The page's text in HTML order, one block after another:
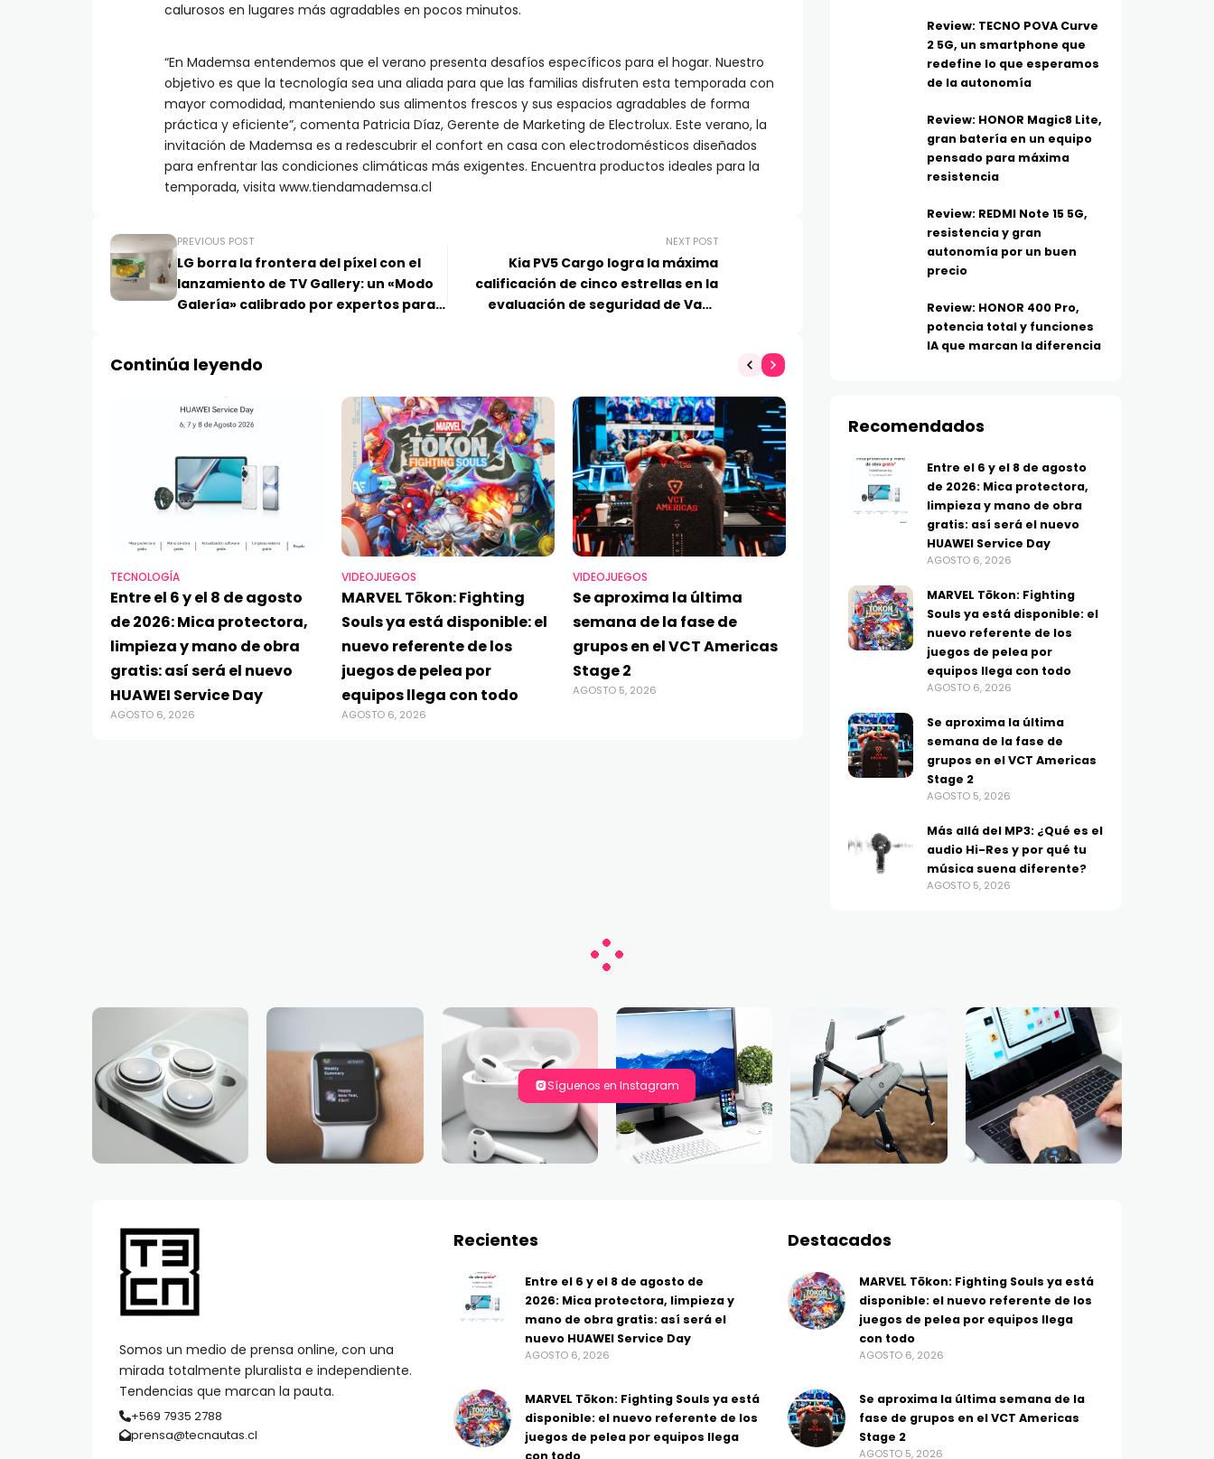
calurosos en lugares más agradables en pocos minutos.
“En Mademsa entendemos que el verano presenta desafíos específicos para el hogar. Nuestro
objetivo es que la tecnología sea una aliada para que las familias disfruten esta temporada con
mayor comodidad, manteniendo sus alimentos frescos y sus espacios agradables de forma
práctica y eficiente”, comenta Patricia Díaz, Gerente de Marketing de Electrolux. Este verano, la
invitación de Mademsa es a redescubrir el confort en casa con electrodomésticos diseñados
para enfrentar las condiciones climáticas más exigentes. Encuentra productos ideales para la
temporada, visita www.tiendamademsa.cl
PREVIOUS POST
LG borra la frontera del píxel con el
lanzamiento de TV Gallery: un «Modo
Galería» calibrado por expertos para
NEXT POST
Kia PV5 Cargo logra la máxima
calificación de cinco estrellas en la
evaluación de seguridad de Vans
Continúa leyendo
TECNOLOGÍA
Entre el 6 y el 8 de agosto
de 2026: Mica protectora,
limpieza y mano de obra
gratis: así será el nuevo
HUAWEI Service Day
AGOSTO 6, 2026
VIDEOJUEGOS
MARVEL Tōkon: Fighting
Souls ya está disponible: el
nuevo referente de los
juegos de pelea por
equipos llega con todo
AGOSTO 6, 2026
VIDEOJUEGOS
Se aproxima la última
semana de la fase de
grupos en el VCT Americas
Stage 2
AGOSTO 5, 2026
Más allá del MP3: ¿Qué es el
audio Hi-Res y por qué tu
música suena diferente?
Los moto g
más batería, IA y
inteligentes para el
día
Review: TECNO POVA Curve
2 5G, un smartphone que
redefine lo que esperamos
de la autonomía
Review: HONOR Magic8 Lite,
gran batería en un equipo
pensado para máxima
resistencia
Review: REDMI Note 15 5G,
resistencia y gran
autonomía por un buen
precio
Review: HONOR 400 Pro,
potencia total y funciones
IA que marcan la diferencia
Recomendados
Entre el 6 y el 8 de agosto
de 2026: Mica protectora,
limpieza y mano de obra
gratis: así será el nuevo
HUAWEI Service Day
AGOSTO 6, 2026
MARVEL Tōkon: Fighting
Souls ya está disponible: el
nuevo referente de los
juegos de pelea por
equipos llega con todo
AGOSTO 6, 2026
Se aproxima la última
semana de la fase de
grupos en el VCT Americas
Stage 2
AGOSTO 5, 2026
Más allá del MP3: ¿Qué es el
audio Hi-Res y por qué tu
música suena diferente?
AGOSTO 5, 2026
Síguenos en Instagram
Somos un medio de prensa online, con una
mirada totalmente pluralista e independiente.
Tendencias que marcan la pauta.
+569 7935 2788
prensa@tecnautas.cl
Recientes
Entre el 6 y el 8 de agosto de
2026: Mica protectora, limpieza y
mano de obra gratis: así será el
nuevo HUAWEI Service Day
AGOSTO 6, 2026
MARVEL Tōkon: Fighting Souls ya está
disponible: el nuevo referente de los
juegos de pelea por equipos llega
Destacados
MARVEL Tōkon: Fighting Souls ya está
disponible: el nuevo referente de los
juegos de pelea por equipos llega
con todo
AGOSTO 6, 2026
Se aproxima la última semana de la
fase de grupos en el VCT Americas
Stage 2
AGOSTO 5, 2026